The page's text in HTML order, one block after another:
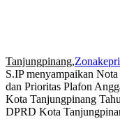
Tanjungpinang,Zonakepri
S.IP menyampaikan
dan Prioritas Plafon
Kota Tanjungpinang
DPRD Kota